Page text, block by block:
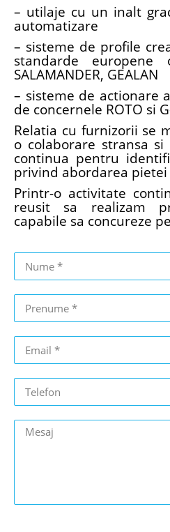
– utilaje cu un inalt
automatizare
– sisteme de profile
standarde europene
SALAMANDER, GEALAN
– sisteme de actionare
de concernele ROTO si
Relatia cu furnizorii se
o colaborare stransa
continua pentru
privind abordarea
Printr-o activitate
reusit sa realizam
capabile sa concureze